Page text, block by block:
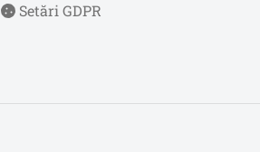
Setări GDPR